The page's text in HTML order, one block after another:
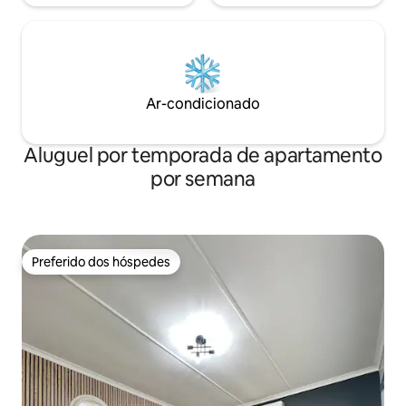
Ar-condicionado
Aluguel por temporada de apartamento
por semana
Preferido dos hóspedes
Preferido dos hóspedes